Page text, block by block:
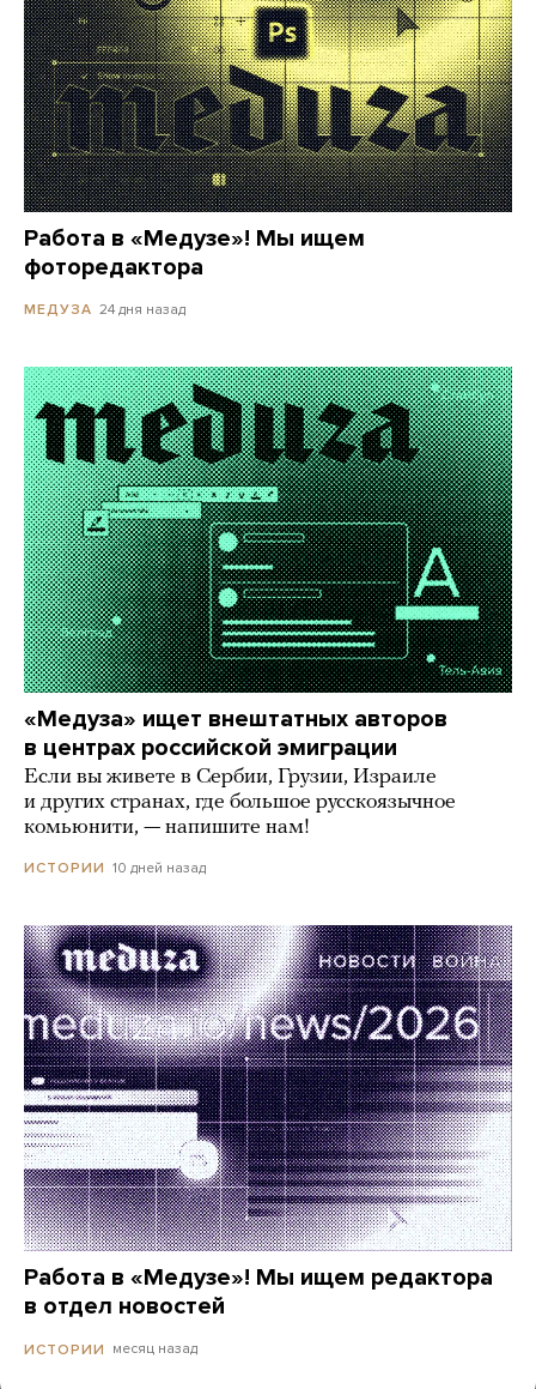
Работа в «Медузе»! Мы ищем
фоторедактора
МЕДУЗА 24 дня назад
«Медуза» ищет внештатных авторов
в центрах российской эмиграции
Если вы живете в Сербии, Грузии, Израиле
и других странах, где большое русскоязычное
комьюнити, — напишите нам!
ИСТОРИИ 10 дней назад
Работа в «Медузе»! Мы ищем редактора
в отдел новостей
ИСТОРИИ месяц назад